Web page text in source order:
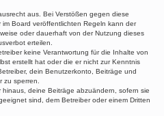
aus. Bei Verstößen gegen diese
Board veröffentlichten Regeln kann der
oder dauerhaft von der Nutzung dieses
erteilen.
keine Verantwortung für die Inhalte von
erstellt hat oder die er nicht zur Kenntnis
dein Benutzerkonto, Beiträge und
zu sperren.
deine Beiträge abzuändern, sofern sie
sind, dem Betreiber oder einem Dritten